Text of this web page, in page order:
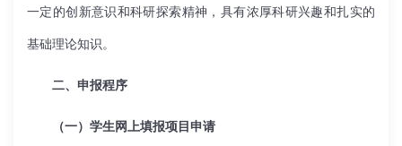
一定的创新意识和科研探索精神，具有浓厚科研兴趣和扎实的
基础理论知识。
二、申报程序
（一）学生网上填报项目申请